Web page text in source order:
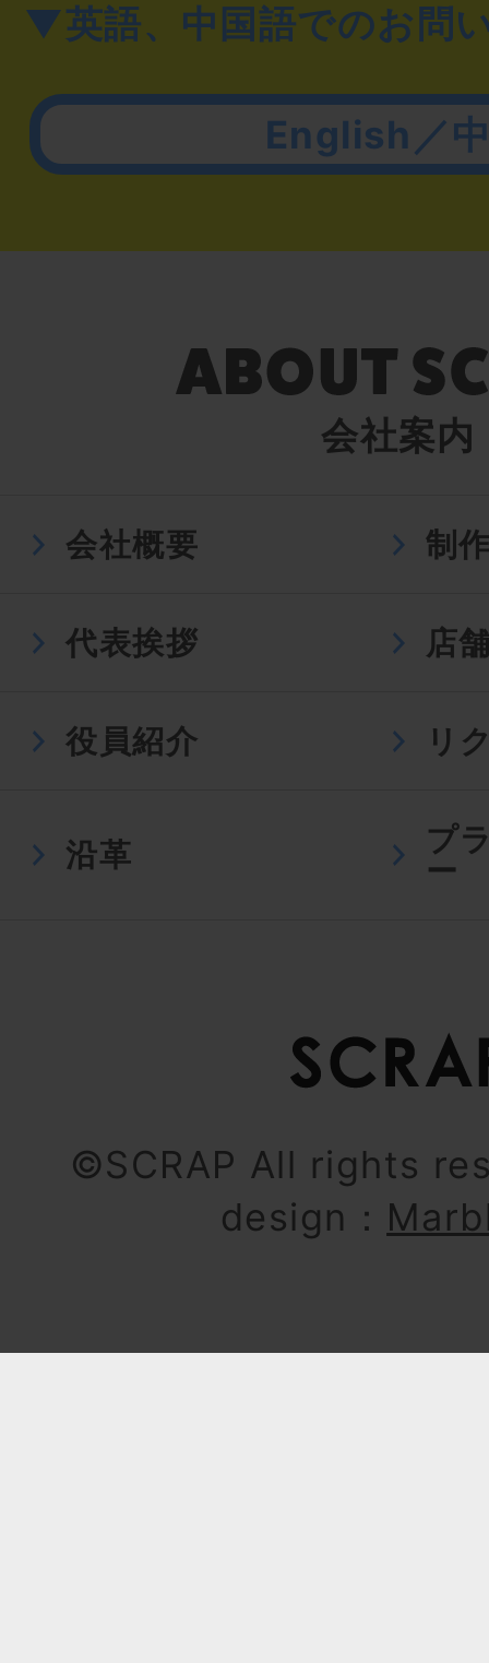
▼英語、中国語でのお問
English／
会社案内
会社概要 制
代表挨拶 店
役員紹介 リ
沿革
プ
ー
©SCRAP All rights
design：